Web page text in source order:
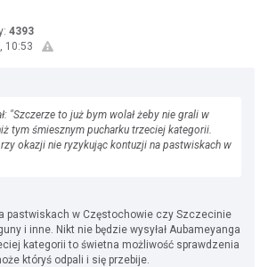
4393
10:53
"Szczerze to już bym wolał żeby nie grali w
tym śmiesznym pucharku trzeciej kategorii.
okazji nie ryzykując kontuzji na pastwiskach w
pastwiskach w Częstochowie czy Szczecinie
i inne. Nikt nie będzie wysyłał Aubameyanga
kategorii to świetna możliwość sprawdzenia
któryś odpali i się przebije.